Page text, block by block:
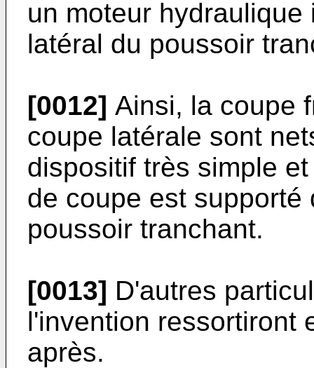
un moteur
latéral du poussoir
[0012] Ainsi, la coupe
coupe latérale sont
dispositif très simple
de coupe est
poussoir tranchant.
[0013] D'autres
l'invention ressortiront
après.